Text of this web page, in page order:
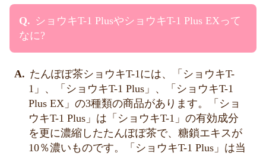
ショウキT-1 PlusやショウキT-1 Plus EXって
なに?
たんぽぽ茶ショウキT-1には、「ショウキT-
1」、「ショウキT-1 Plus」、「ショウキT-1
Plus EX」の3種類の商品があります。「ショ
ウキT-1 Plus」は「ショウキT-1」の有効成分
を更に濃縮したたんぽぽ茶で、糖鎖エキスが
10％濃いものです。「ショウキT-1 Plus」は当